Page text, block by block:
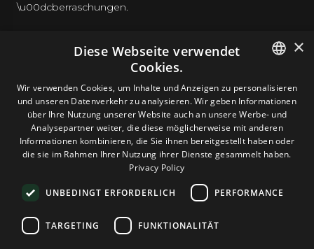
\u00dcberraschungen.
HOSTING
DOMAINS & E-MAIL
TOOLS & SICHERHEIT
UNTERNEHMEN
ENGLISH
ROMANIAN
×
Diese Webseite verwendet
Cookies.
Wir verwenden Cookies, um Inhalte und Anzeigen zu personalisieren
und unseren Datenverkehr zu analysieren. Wir geben Informationen
über Ihre Nutzung unserer Website auch an unsere Werbe- und
Analysepartner weiter, die diese möglicherweise mit anderen
Informationen kombinieren, die Sie ihnen bereitgestellt haben oder
die sie im Rahmen Ihrer Nutzung ihrer Dienste gesammelt haben.
Privacy Policy
UNBEDINGT ERFORDERLICH PERFORMANCE
TARGETING FUNKTIONALITÄT